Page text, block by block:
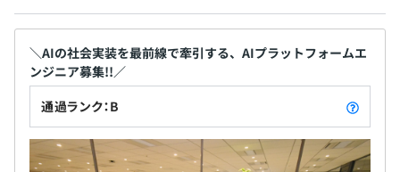
＼AIの社会実装を最前線で牽引する、AIプラットフォームエ
ンジニア募集!!／
通過ランク：B